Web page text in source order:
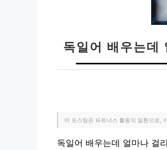
독일어 배우는데
이 포스팅은 파트너스 활동의 일환으로,
독일어 배우는데 얼마나 걸